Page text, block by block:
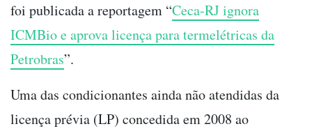
foi publicada a reportagem “Ceca-RJ ignora
ICMBio e aprova licença para termelétricas da
Petrobras”.
Uma das condicionantes ainda não atendidas da
licença prévia (LP) concedida em 2008 ao